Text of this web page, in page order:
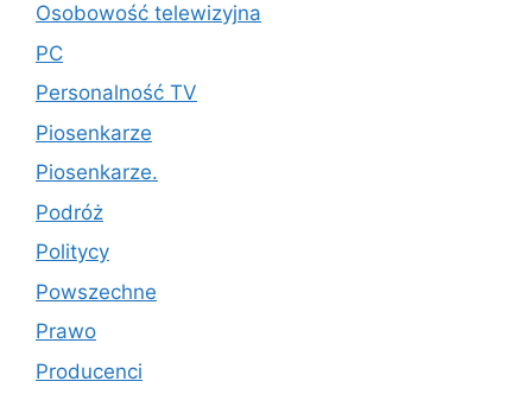
Osobowość telewizyjna
PC
Personalność TV
Piosenkarze
Piosenkarze.
Podróż
Politycy
Powszechne
Prawo
Producenci